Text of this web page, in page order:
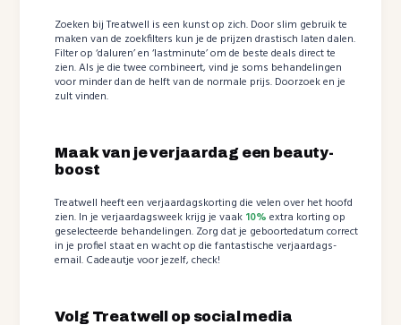
Zoeken bij Treatwell is een kunst op zich. Door slim gebruik te
maken van de zoekfilters kun je de prijzen drastisch laten dalen.
Filter op ‘daluren’ en ‘lastminute’ om de beste deals direct te
zien. Als je die twee combineert, vind je soms behandelingen
voor minder dan de helft van de normale prijs. Doorzoek en je
zult vinden.
Maak van je verjaardag een beauty-
boost
Treatwell heeft een verjaardagskorting die velen over het hoofd
zien. In je verjaardagsweek krijg je vaak 10% extra korting op
geselecteerde behandelingen. Zorg dat je geboortedatum correct
in je profiel staat en wacht op die fantastische verjaardags-
email. Cadeautje voor jezelf, check!
Volg Treatwell op social media